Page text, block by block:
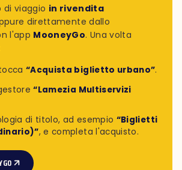
viaggio in rivendita
direttamente dallo
l'app MooneyGo. Una volta
“Acquista biglietto urbano”.
“Lamezia Multiservizi
di titolo, ad esempio “Biglietti
, e completa l'acquisto.